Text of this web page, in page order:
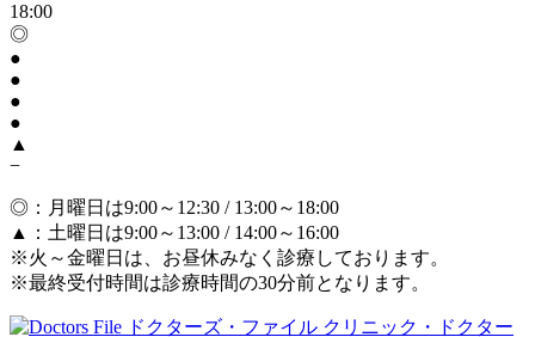
18:00
◎
●
●
●
●
▲
−
◎ ：月曜日は9:00～12:30 / 13:00～18:00
▲
：土曜日は9:00～13:00 / 14:00～16:00
※火～金曜日は、お昼休みなく診療しております。
※最終受付時間は診療時間の30分前となります。